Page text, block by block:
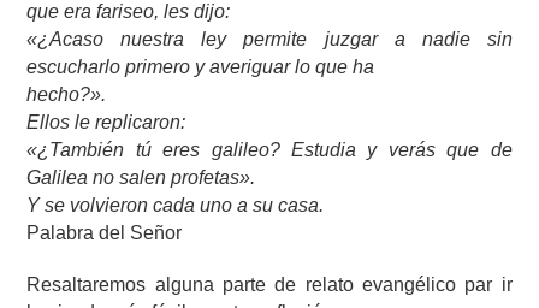
que era fariseo, les dijo:
«¿Acaso nuestra ley permite juzgar a nadie sin
escucharlo primero y averiguar lo que ha
hecho?».
Ellos le replicaron:
«¿También tú eres galileo? Estudia y verás que de
Galilea no salen profetas».
Y se volvieron cada uno a su casa.
Palabra del Señor
Resaltaremos alguna parte de relato evangélico par ir